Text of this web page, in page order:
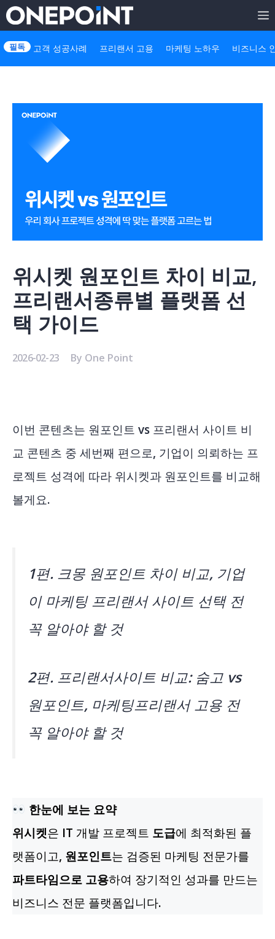
Skip
to
content
고객 성공사례 프리랜서 고용 마케팅 노하우 비즈니스
위시켓 원포인트 차이 비교,
프리랜서종류별 플랫폼 선
택 가이드
2026-02-23 By One Point
이번 콘텐츠는 원포인트 vs 프리랜서 사이트 비
교 콘텐츠 중 세번째 편으로, 기업이 의뢰하는 프
로젝트 성격에 따라 위시켓과 원포인트를 비교해
볼게요.
1편. 크몽 원포인트 차이 비교, 기업
이 마케팅 프리랜서 사이트 선택 전
꼭 알아야 할 것
2편. 프리랜서사이트 비교: 숨고 vs
원포인트, 마케팅프리랜서 고용 전
꼭 알아야 할 것
한눈에 보는 요약
위시켓은 IT 개발 프로젝트 도급에 최적화된 플
랫폼이고, 원포인트는 검증된 마케팅 전문가를
파트타임으로 고용하여 장기적인 성과를 만드는
비즈니스 전문 플랫폼입니다.